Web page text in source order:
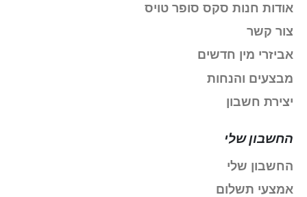
אודות חנות סקס סופר טויס
צור קשר
אביזרי מין חדשים
מבצעים והנחות
יצירת חשבון
החשבון שלי
החשבון שלי
אמצעי תשלום